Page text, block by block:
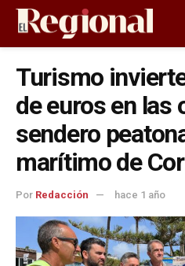
Turismo
de euros en las
sendero
marítimo de
Por Redacción hace 1 año